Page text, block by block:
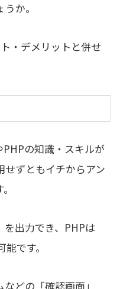
か。
・デメリットと併せ
の知識・スキルが
せずともイチからアン
出力でき、PHPは
です。
どの「確認画面」